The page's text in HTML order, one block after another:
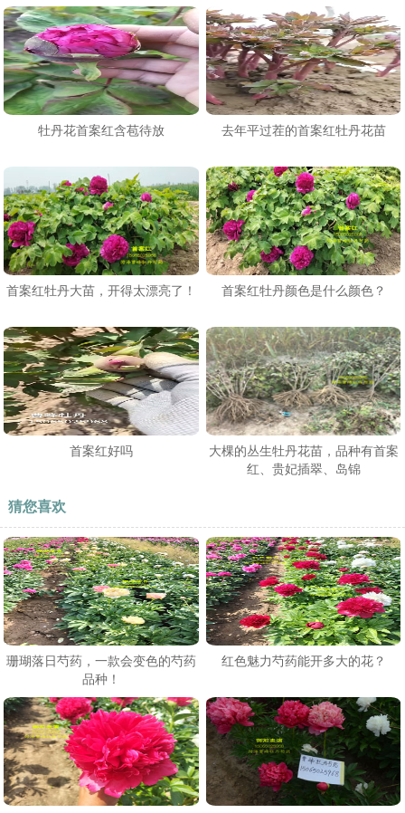
牡丹花首案红含苞待放 去年平过茬的首案红牡丹花苗
首案红牡丹大苗，开得太漂亮了！​ 首案红牡丹颜色是什么颜色？
首案红好吗
大棵的丛生牡丹花苗，品种有首案
红、贵妃插翠、岛锦
猜您喜欢
珊瑚落日芍药，一款会变色的芍药
品种！
红色魅力芍药能开多大的花？